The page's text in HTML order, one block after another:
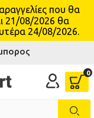
που θα
21/08/2026 θα
24/08/2026.